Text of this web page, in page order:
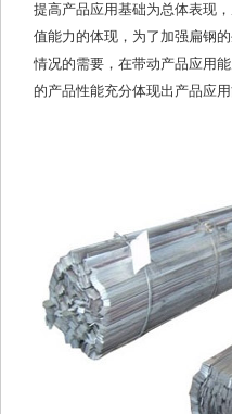
提高产品应用基础为总体表现
值能力的体现，为了加强扁钢
情况的需要，在带动产品应用
的产品性能充分体现出产品应用